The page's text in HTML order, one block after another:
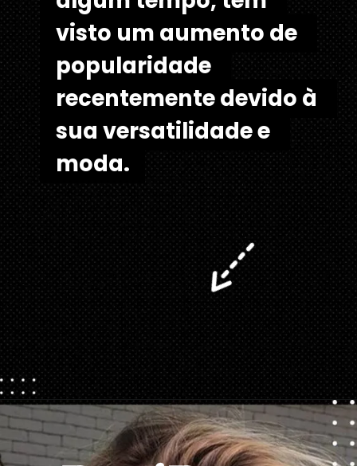
visto um aumento de
popularidade
recentemente devido à
sua versatilidade e
moda.
visto um aumento de
popularidade
recentemente devido à
sua versatilidade e
moda.
Opening https://danidrops.com.br/corte-de-cabelo-long-bob/